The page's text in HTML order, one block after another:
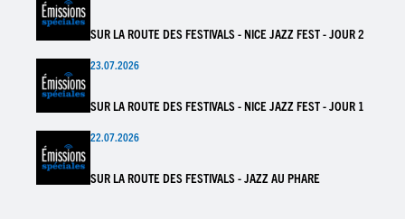
SUR LA ROUTE DES FESTIVALS - NICE JAZZ FEST - JOUR 2
23.07.2026
SUR LA ROUTE DES FESTIVALS - NICE JAZZ FEST - JOUR 1
22.07.2026
SUR LA ROUTE DES FESTIVALS - JAZZ AU PHARE